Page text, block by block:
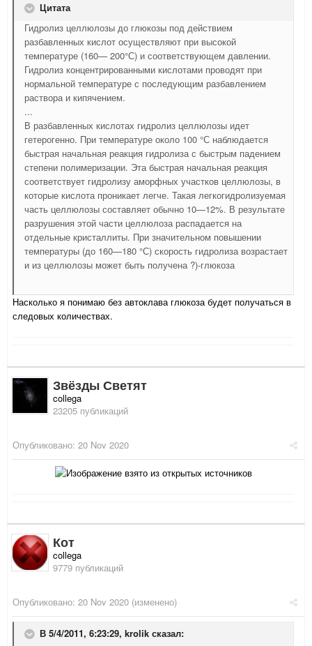
Цитата
Гидролиз целлюлозы до глюкозы под действием
разбавленных кислот осуществляют при высокой
температуре (160— 200°С) и соответствующем давлении.
Гидролиз концентрированными кислотами проводят при
нормальной температуре с последующим разбавлением
раствора и кипячением.
...
В разбавленных кислотах гидролиз целлюлозы идет
гетерогенно. При температуре около 100 °С наблюдается
быстрая начальная реакция гидролиза с быстрым падением
степени полимеризации. Эта быстрая начальная реакция
соответствует гидролизу аморфных участков целлюлозы, в
которые кислота проникает легче. Такая легкогидролизуемая
часть целлюлозы составляет обычно 10—12%. В результате
разрушения этой части целлюлоза распадается на
отдельные кристаллиты. При значительном повышении
температуры (до 160—180 °С) скорость гидролиза возрастает
и из целлюлозы может быть получена ?)-глюкоза
Насколько я понимаю без автоклава глюкоза будет получаться в
следовых количествах.
Звёзды Светят
collega
23205 публикаций
Опубликовано: 20 Nov 2020
Кот
collega
9779 публикаций
Опубликовано: 20 Nov 2020 (изменено)
В 5/4/2011, 6:23:29, krolik сказал: